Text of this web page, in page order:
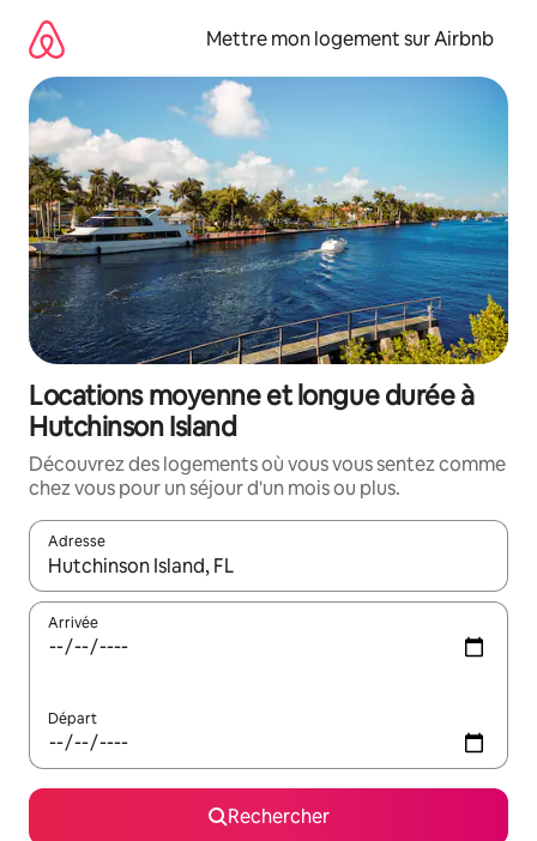
directement
contenu
Mettre mon logement sur Airbnb
Locations moyenne et longue durée à
Hutchinson Island
Découvrez des logements où vous vous sentez comme
chez vous pour un séjour d'un mois ou plus.
Adresse
Lorsque les résultats s'affichent, utilisez les flèches vers le
Arrivée
Départ
Rechercher